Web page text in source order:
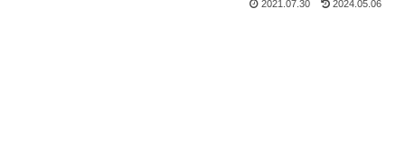
2021.07.30 2024.05.06